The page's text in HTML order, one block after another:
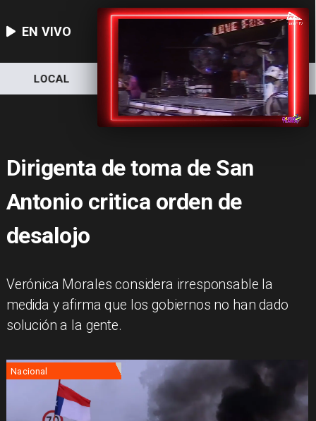
EN VIVO
NACIONAL DEPORTES ECONOMÍA
Dirigenta de toma de San
Antonio critica orden de
desalojo
Verónica Morales considera irresponsable la
medida y afirma que los gobiernos no han dado
solución a la gente.
Nacional